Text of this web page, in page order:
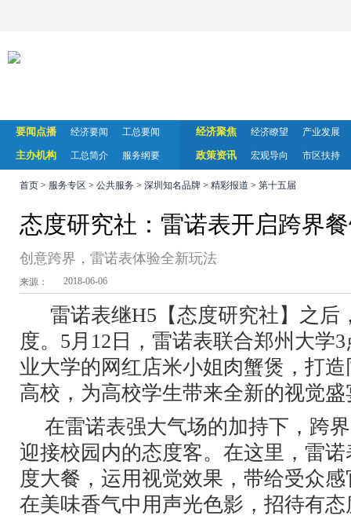
要闻点播 经济要闻 工总要闻
主办机构 工总简介 服务纲要
经济聚焦 经济瞭望 产业发展
政策资讯 宏观导向 市区扶持
首页 > 服务专区 > 公共服务 > 深圳知名品牌 > 精彩报道 > 第十五届
态度研究社：雷诺表开启跨界
创意跨界，雷诺表体验全新玩法
来源： 2018-06-06
雷诺表继H5【态度研究社】之后
度。5月12日，雷诺表联合郑州大学
业大学的网红店米小姐肉蟹煲，打
高校，为高校学生带来全新的视觉盛
在雷诺表强大气场的加持下，跨
迎接校园内的态度客。在这里，雷
度大餐，运用视觉效果，带给受众
在美味香气中用声光色影，招待有